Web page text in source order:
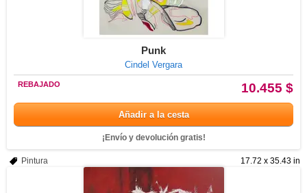
Punk
Cindel Vergara
10.455 $
REBAJADO
Añadir a la cesta
¡Envío y devolución gratis!
17.72 x 35.43 in
Pintura